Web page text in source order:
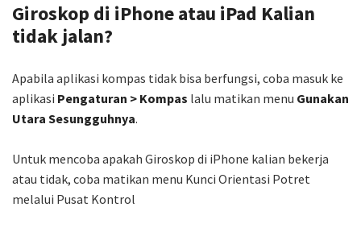
Giroskop di iPhone atau iPad Kalian
tidak jalan?
Apabila aplikasi kompas tidak bisa berfungsi, coba masuk ke
aplikasi Pengaturan > Kompas lalu matikan menu Gunakan
Utara Sesungguhnya.
Untuk mencoba apakah Giroskop di iPhone kalian bekerja
atau tidak, coba matikan menu Kunci Orientasi Potret
melalui Pusat Kontrol